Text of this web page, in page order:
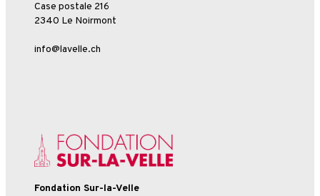
Case postale 216
2340 Le Noirmont
info@lavelle.ch
Fondation Sur-la-Velle